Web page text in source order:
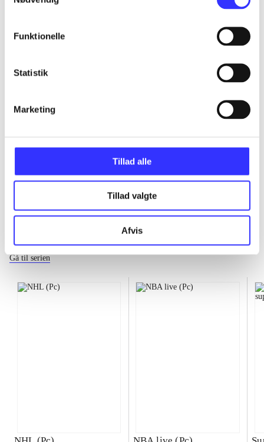
Funktionelle
Statistik
Marketing
Tillad alle
Tillad valgte
Afvis
...
...
...
Gå til serien